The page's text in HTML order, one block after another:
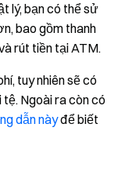
lý, bạn có thể sử
bao gồm thanh
rút tiền tại ATM.
tuy nhiên sẽ có
tệ. Ngoài ra còn có
dẫn nàyđể biết